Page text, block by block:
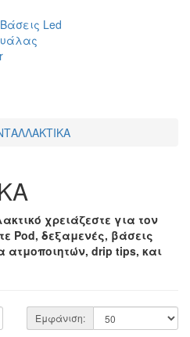
Led
χρειάζεστε για τον
Pod, δεξαμενές, βάσεις
ατμοποιητών, drip tips, και
Εμφάνιση: